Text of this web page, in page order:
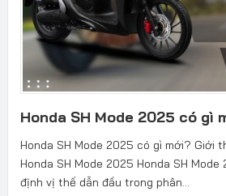
Honda SH Mode 2025 có gì
Honda SH Mode 2025 có gì mới? Giới
Honda SH Mode 2025 Honda SH
định vị thế dẫn đầu trong phân...